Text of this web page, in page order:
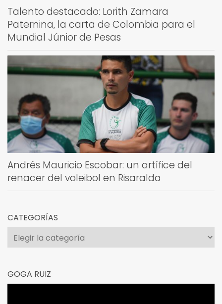
Talento destacado: Lorith Zamara
Paternina, la carta de Colombia para el
Mundial Júnior de Pesas
Andrés Mauricio Escobar: un artífice del
renacer del voleibol en Risaralda
CATEGORÍAS
Categorías
GOGA RUIZ